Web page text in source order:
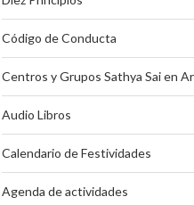
Código de Conducta
Centros y Grupos Sathya Sai en
Audio Libros
Calendario de Festividades
Agenda de actividades